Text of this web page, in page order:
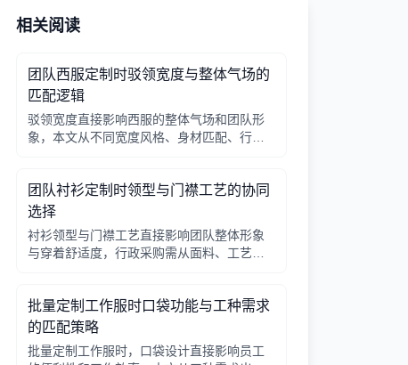
相关阅读
团队西服定制时驳领宽度与整体气场的
匹配逻辑
驳领宽度直接影响西服的整体气场和团队形
象，本文从不同宽度风格、身材匹配、行业
团队衬衫定制时领型与门襟工艺的协同
选择
衬衫领型与门襟工艺直接影响团队整体形象
与穿着舒适度，行政采购需从面料、工艺、
批量定制工作服时口袋功能与工种需求
的匹配策略
批量定制工作服时，口袋设计直接影响员工